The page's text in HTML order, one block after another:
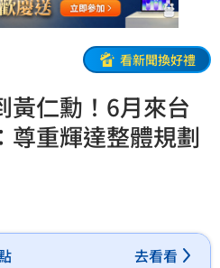
看新聞換好禮
黃仁勳！6月來台
尊重輝達整體規劃
去看看